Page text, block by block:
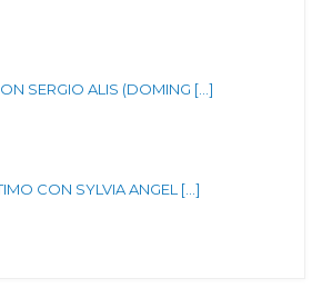
SERGIO ALIS (DOMING [...]
CON SYLVIA ANGEL [...]